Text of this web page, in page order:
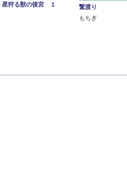
星狩る獣の後宮 １
繋渡り
もちぎ